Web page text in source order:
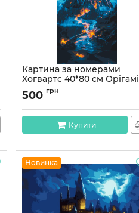
Картина за номерами
Хогвартс 40*80 см Орігамі
LW 5106
Артикул:
500 грн
Купити
Новинка